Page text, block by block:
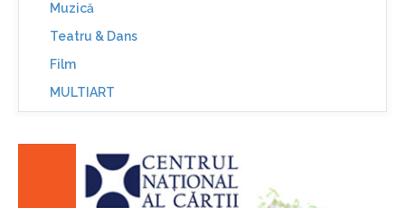
Muzică
Teatru & Dans
Film
MULTIART